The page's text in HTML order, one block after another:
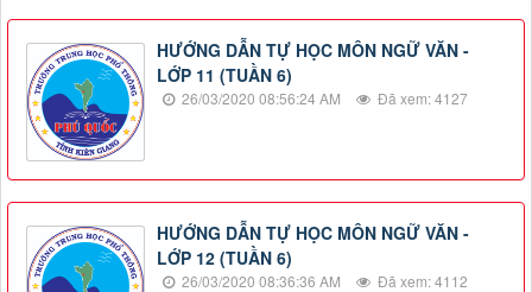
HƯỚNG DẪN TỰ HỌC MÔN NGỮ VĂN -
LỚP 11 (TUẦN 6)
26/03/2020 08:56:24 AM Đã xem: 4127
HƯỚNG DẪN TỰ HỌC MÔN NGỮ VĂN -
LỚP 12 (TUẦN 6)
26/03/2020 08:36:36 AM Đã xem: 4112